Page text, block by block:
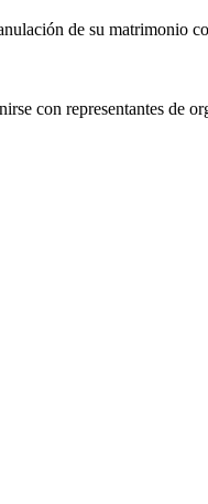
de su matrimonio
con representantes de